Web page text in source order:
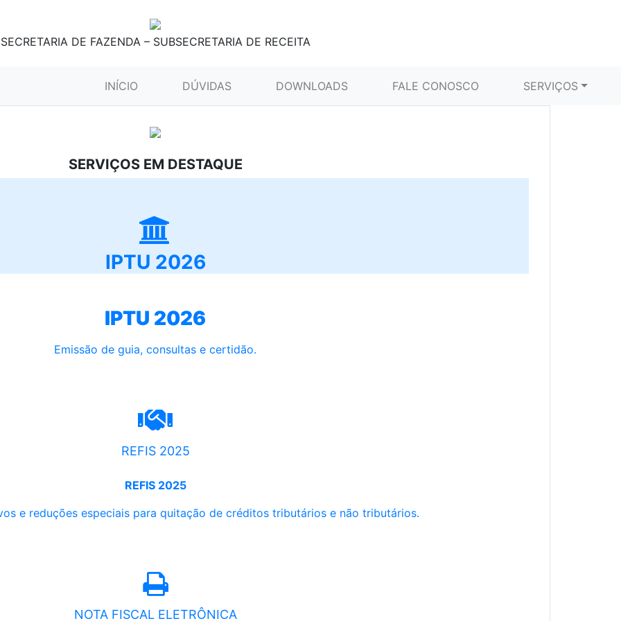
SECRETARIA DE FAZENDA – SUBSECRETARIA DE RECEITA
INÍCIO (CURRENT)DÚVIDAS DOWNLOADS FALE CONOSCO SERVIÇOS
SERVIÇOS EM DESTAQUE
IPTU 2026
IPTU 2026
Emissão de guia, consultas e certidão.
REFIS 2025
REFIS 2025
e reduções especiais para quitação de créditos tributários e não tributários.
NOTA FISCAL ELETRÔNICA